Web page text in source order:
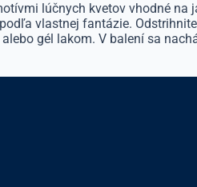
lúčnych kvetov vhodné
vlastnej fantázie.
gél lakom. V balení sa